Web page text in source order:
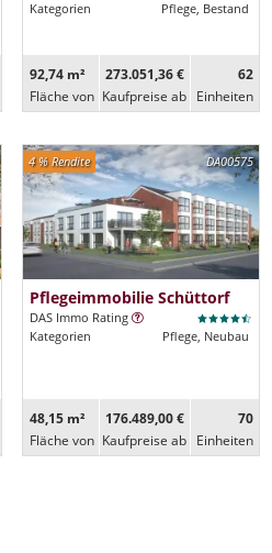
Kategorien
Pflege, Bestand
92,74 m²
Fläche von
273.051,36 €
Kaufpreise ab
62
Ein­heiten
DA00575
4 % Rendite
Pflegeimmobilie Schüttorf
DAS Immo Rating
Kategorien
Pflege, Neubau
48,15 m²
Fläche von
176.489,00 €
Kaufpreise ab
70
Ein­heiten